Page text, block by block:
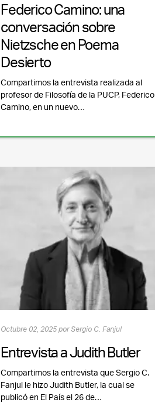
Federico Camino: una
conversación sobre
Nietzsche en Poema
Desierto
Compartimos la entrevista realizada al
profesor de Filosofía de la PUCP, Federico
Camino, en un nuevo…
Octubre 02, 2025 por Sergio C. Fanjul
Entrevista a Judith Butler
Compartimos la entrevista que Sergio C.
Fanjul le hizo Judith Butler, la cual se
publicó en El País el 26 de…